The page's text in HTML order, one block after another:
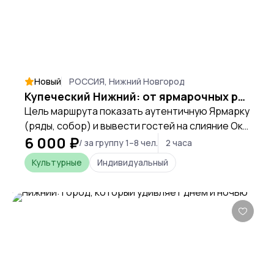
Новый РОССИЯ, Нижний Новгород
Купеческий Нижний: от ярмарочных рядов до слияния рек
Цель маршрута показать аутентичную Ярмарку
(ряды, собор) и вывести гостей на слияние Оки
и Волги локальным, нетуристическим
маршрутом, открывающим город с непарадной
стороны.
6 000 ₽/ за группу 1–8 чел.
2 часа
Культурные
Индивидуальный